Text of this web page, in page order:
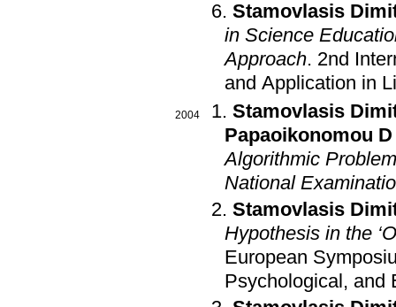
Stamovlasis
in Science
Approach. 2nd
and Application in
2004
Stamovlasis
Papaoikonomou D
Algorithmic
National
Stamovlasis
Hypothesis in the
European
Psychological, and